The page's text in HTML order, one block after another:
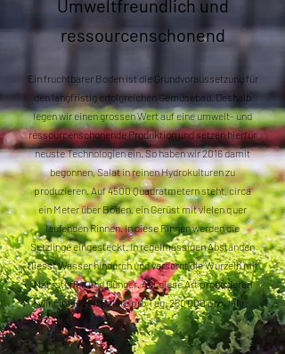
Umweltfreundlich und
ressourcenschonend
Ein fruchtbarer Boden ist die Grundvoraussetzung für
den langfristig erfolgreichen Gemüsebau. Deshalb
legen wir einen grossen Wert auf eine umwelt- und
ressourcenschonende Produktion und setzen hierfür
neuste Technologien ein. So haben wir 2016 damit
begonnen, Salat in reinen Hydrokulturen zu
produzieren. Auf 4500 Quadratmetern steht, circa
ein Meter über Boden, ein Gerüst mit vielen quer
laufenden Rinnen. In diese Rinnen werden die
Setzlinge eingesteckt. In regelmässigen Abständen
fliesst Wasser hindurch und versorgt die Wurzeln mit
Nährstoffen und Dünger. Auf diese Art produzieren
wir circa 1‘250 Salate pro Tag, 250‘000 pro Jahr.